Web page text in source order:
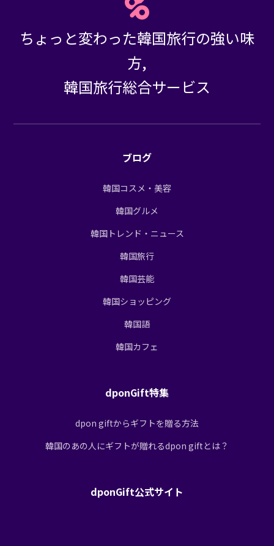
ちょっと変わった韓国旅行の強い味
方,
韓国旅行総合サービス
ブログ
韓国コスメ・美容
韓国グルメ
韓国トレンド・ニュース
韓国旅行
韓国芸能
韓国ショッピング
韓国語
韓国カフェ
dponGift特集
dpon giftからギフトを贈る方法
韓国のあの人にギフトが贈れるdpon giftとは？
dponGift公式サイト